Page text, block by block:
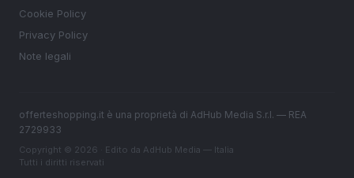
Cookie Policy
Privacy Policy
Note legali
offerteshopping.it è una proprietà di AdHub Media S.r.l. — REA
2729933
Copyright © 2026 · Edito da AdHub Media — Italia
Tutti i diritti riservati